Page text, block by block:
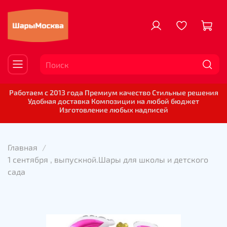
Работаем с 2013 года Премиум качество Стильные решения
Удобная доставка Композиции на любой бюджет
Изготовление любых надписей
Главная
1 сентября , выпускной.Шары для школы и детского
сада